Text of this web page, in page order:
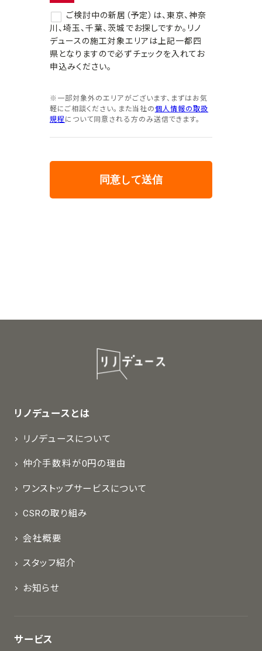
ご検討中の新居（予定）は、東京、神奈
川、埼玉、千葉、茨城でお探しですか。リノ
デュースの施工対象エリアは上記一都四
県となりますので必ずチェックを入れてお
申込みください。
※一部対象外のエリアがございます、まずはお気
軽にご相談ください。また当社の個人情報の取扱
規程 について同意される方のみ送信できます。
リノデュースとは
リノデュースについて
仲介手数料が0円の理由
ワンストップサービスについて
CSRの取り組み
会社概要
スタッフ紹介
お知らせ
サービス